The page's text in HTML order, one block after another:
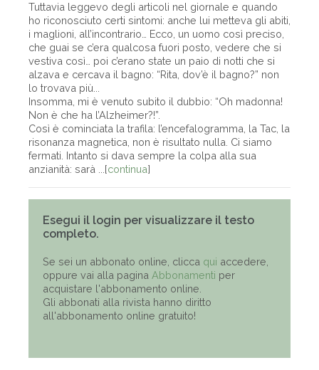
Tuttavia leggevo degli articoli nel giornale e quando
ho riconosciuto certi sintomi: anche lui metteva gli abiti,
i maglioni, all’incontrario… Ecco, un uomo così preciso,
che guai se c’era qualcosa fuori posto, vedere che si
vestiva così… poi c’erano state un paio di notti che si
alzava e cercava il bagno: “Rita, dov’è il bagno?” non
lo trovava più...
Insomma, mi è venuto subito il dubbio: “Oh madonna!
Non è che ha l’Alzheimer?!”.
Così è cominciata la trafila: l’encefalogramma, la Tac, la
risonanza magnetica, non è risultato nulla. Ci siamo
fermati. Intanto si dava sempre la colpa alla sua
anzianità: sarà ...[continua]
Esegui il login per visualizzare il testo
completo.
Se sei un abbonato online, clicca qui accedere,
oppure vai alla pagina Abbonamenti per
acquistare l'abbonamento online.
Gli abbonati alla rivista hanno diritto
all'abbonamento online gratuito!